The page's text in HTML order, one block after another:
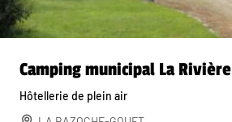
Camping municipal La Rivière
Hôtellerie de plein air